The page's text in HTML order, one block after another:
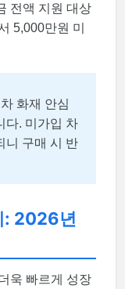
전액 지원 대상
5,000만원 미
화재 안심
다. 미가입 차
니 구매 시 반
: 2026년
욱 빠르게 성장